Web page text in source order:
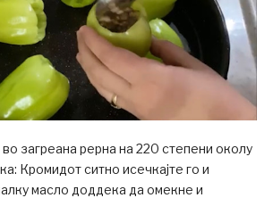
загреана рерна на 220 степени околу
Кромидот ситно исечкајте го и
масло доддека да омекне и